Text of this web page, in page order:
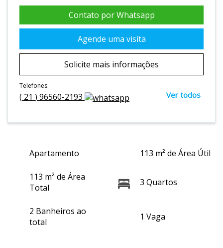
Contato por Whatsapp
Agende uma visita
Solicite mais informações
Telefones
( 21 ) 96560-2193 Ver todos
Apartamento 113 m² de Área Útil
113 m² de Área
Total
3 Quartos
2 Banheiros ao
total
1 Vaga